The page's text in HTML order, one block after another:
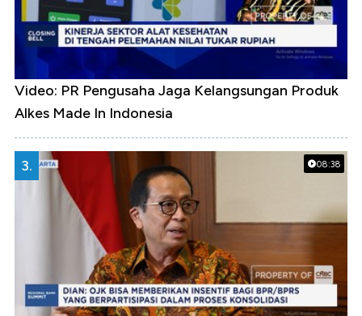
Video: PR Pengusaha Jaga Kelangsungan Produk
Alkes Made In Indonesia
08:38
3.